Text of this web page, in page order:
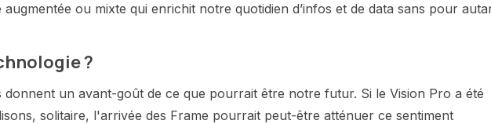
ou mixte qui enrichit notre quotidien d’infos et de data sans pour
?
donnent un avant-goût de ce que pourrait être notre futur. Si le Vision Pro a été
solitaire, l'arrivée des Frame pourrait peut-être atténuer ce sentiment